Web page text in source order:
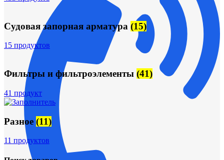
Судовая запорная арматура (15)
15 продуктов
Фильтры и фильтроэлементы (41)
41 продукт
Разное (11)
11 продуктов